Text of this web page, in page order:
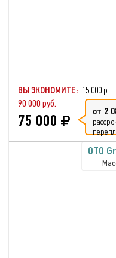
ВЫ ЭКОНОМИТЕ: 15 000 р.
90 000 руб.
75 000 от 2
OTO